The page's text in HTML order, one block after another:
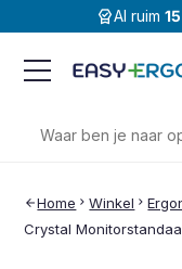
editor_choiceAl ruim
arrow_backHome chevron_rightWinkel chevron_right
Crystal